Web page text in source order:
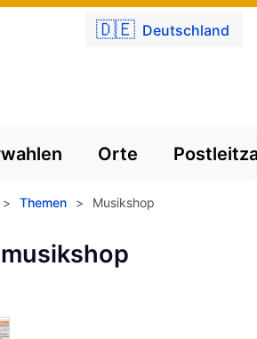
🇩🇪 Deutschland
Orte
> Themen > Musikshop